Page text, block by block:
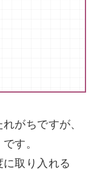
がちですが、
す。
取り入れる